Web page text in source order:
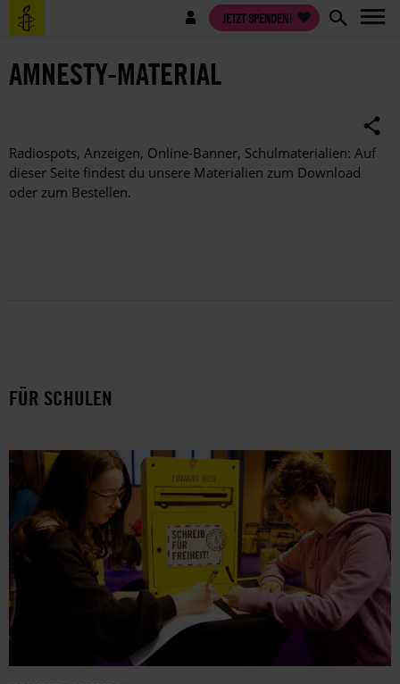
Direkt
zum
Benutzermenü JETZT SPENDEN!
AMNESTY-MATERIAL
Radiospots, Anzeigen, Online-Banner, Schulmaterialien: Auf
dieser Seite findest du unsere Materialien zum Download
oder zum Bestellen.
FÜR SCHULEN